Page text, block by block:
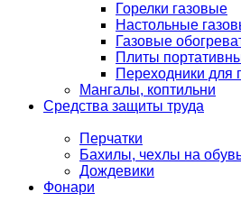
Горелки газовые
Настольные
Газовые
Плиты
Переходники для
Мангалы, коптильни
Средства защиты труда
Перчатки
Бахилы, чехлы на
Дождевики
Фонари